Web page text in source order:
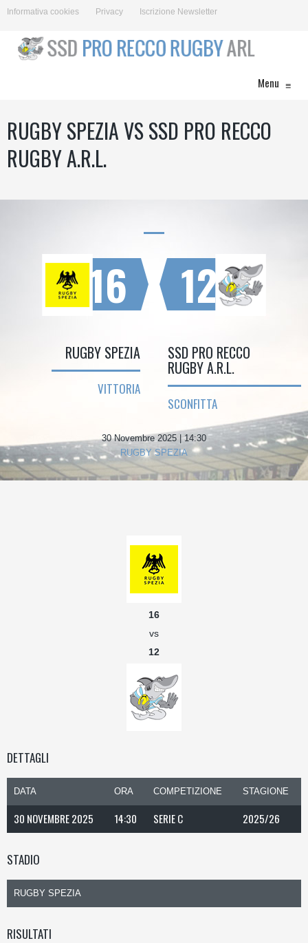
Informativa cookies Privacy Iscrizione Newsletter
Menu ≡
RUGBY SPEZIA VS SSD PRO RECCO
RUGBY A.R.L.
16
RUGBY SPEZIA
VITTORIA
12
SSD PRO RECCO
RUGBY A.R.L.
SCONFITTA
30 Novembre 2025 | 14:30
RUGBY SPEZIA
16
vs
12
DETTAGLI
DATA ORA COMPETIZIONE STAGIONE
30 NOVEMBRE 2025 14:30 SERIE C 2025/26
STADIO
RUGBY SPEZIA
RISULTATI